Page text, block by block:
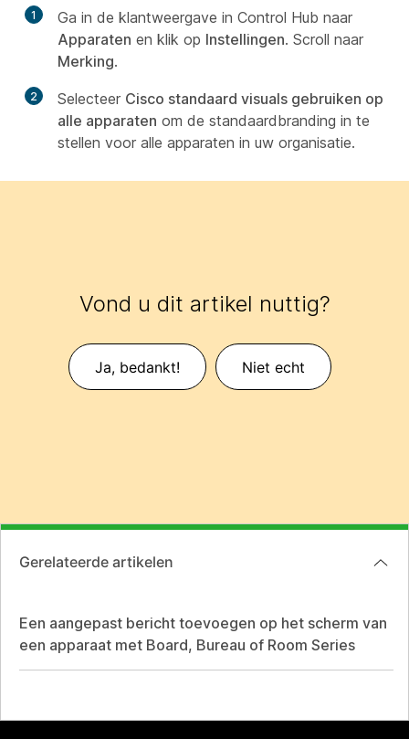
1
Ga in de klantweergave in Control Hub naar
Apparaten en klik op Instellingen. Scroll naar
Merking.
2 Selecteer Cisco standaard visuals gebruiken op
alle apparaten om de standaardbranding in te
stellen voor alle apparaten in uw organisatie.
Vond u dit artikel nuttig?
Ja, bedankt! Niet echt
Gerelateerde artikelen
Een aangepast bericht toevoegen op het scherm van
een apparaat met Board, Bureau of Room Series